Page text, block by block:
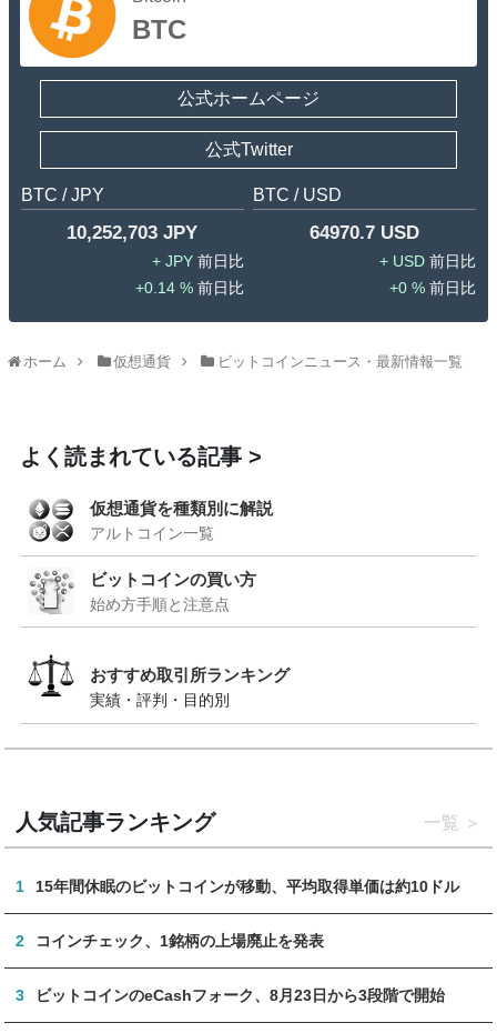
BTC
公式ホームページ
公式Twitter
BTC / JPY
10,252,703 JPY
JPY
0.14 %
BTC / USD
64970.7 USD
USD
0 %
ホーム 仮想通貨 ビットコインニュース・最新情報一覧
よく読まれている記事
仮想通貨を種類別に解説
アルトコイン一覧
ビットコインの買い方
始め方手順と注意点
おすすめ取引所ランキング
実績・評判・目的別
人気記事ランキング 一覧
1 15年間休眠のビットコインが移動、平均取得単価は約10ドル
2 コインチェック、1銘柄の上場廃止を発表
3 ビットコインのeCashフォーク、8月23日から3段階で開始